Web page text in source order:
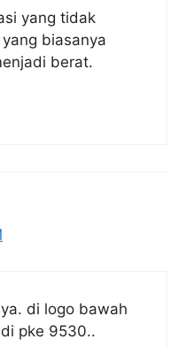
yang tidak
biasanya
berat.
di logo bawah
pke 9530..